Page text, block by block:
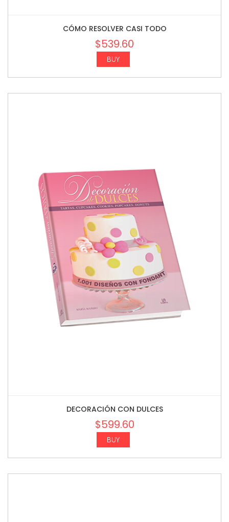
CÓMO RESOLVER CASI TODO
$539.60
BUY
DECORACIÓN CON DULCES
$599.60
BUY